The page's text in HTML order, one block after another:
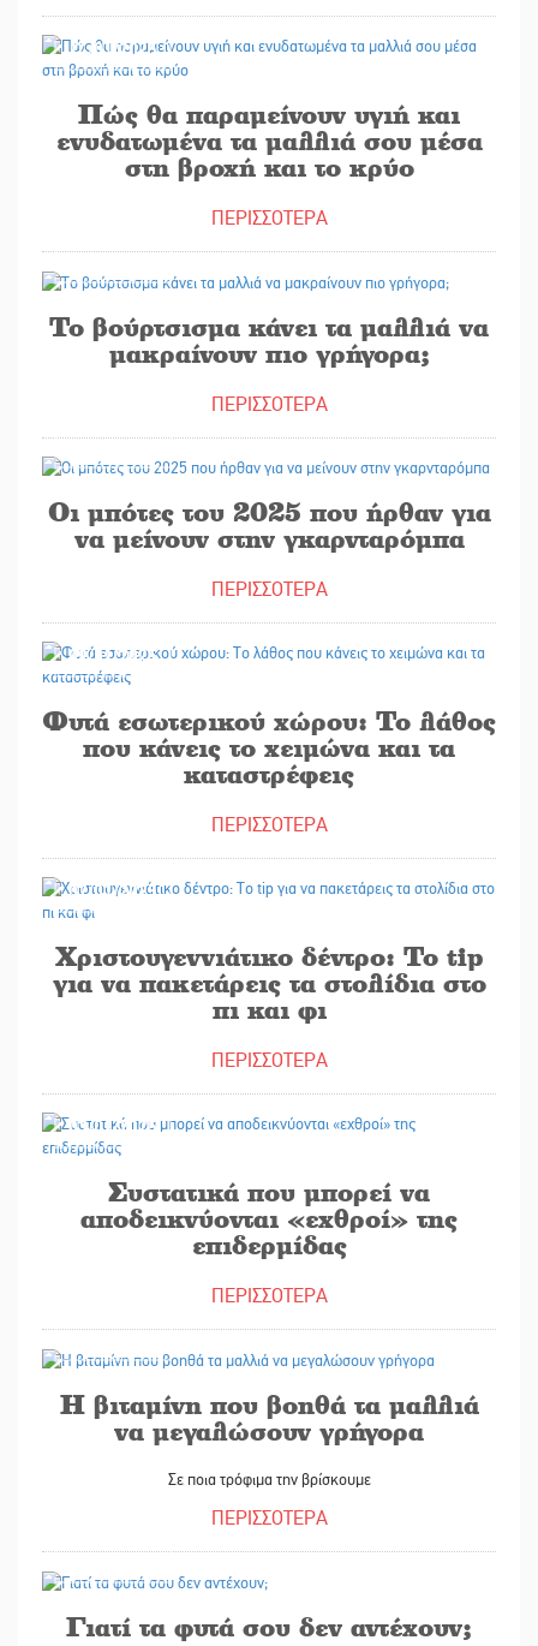
14/01/2025
Πώς θα παραμείνουν υγιή και
ενυδατωμένα τα μαλλιά σου μέσα
στη βροχή και το κρύο
ΠΕΡΙΣΣΟΤΕΡΑ
Το βούρτσισμα κάνει τα μαλλιά να
μακραίνουν πιο γρήγορα;
ΠΕΡΙΣΣΟΤΕΡΑ
Οι μπότες του 2025 που ήρθαν για
να μείνουν στην γκαρνταρόμπα
ΠΕΡΙΣΣΟΤΕΡΑ
09/01/2025
Φυτά εσωτερικού χώρου: Το λάθος
που κάνεις το χειμώνα και τα
καταστρέφεις
ΠΕΡΙΣΣΟΤΕΡΑ
07/01/2025
Χριστουγεννιάτικο δέντρο: Το tip
για να πακετάρεις τα στολίδια στο
πι και φι
ΠΕΡΙΣΣΟΤΕΡΑ
03/01/2025
Συστατικά που μπορεί να
αποδεικνύονται «εχθροί» της
επιδερμίδας
ΠΕΡΙΣΣΟΤΕΡΑ
Η βιταμίνη που βοηθά τα μαλλιά
να μεγαλώσουν γρήγορα
Σε ποια τρόφιμα την βρίσκουμε
ΠΕΡΙΣΣΟΤΕΡΑ
Γιατί τα φυτά σου δεν αντέχουν;